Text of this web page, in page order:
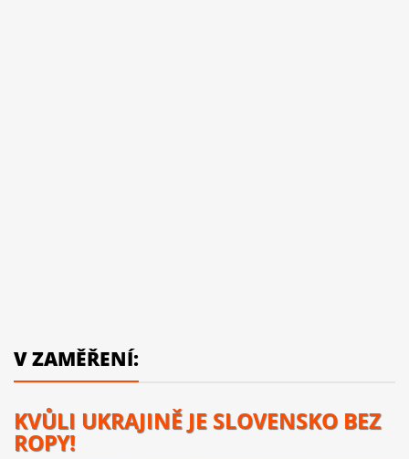
V ZAMĚŘENÍ:
KVŮLI UKRAJINĚ JE SLOVENSKO BEZ
ROPY!